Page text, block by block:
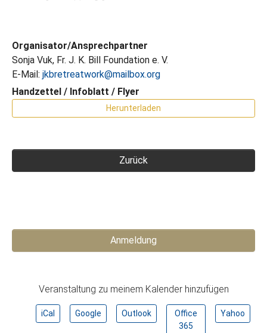
Organisator/Ansprechpartner
Sonja Vuk, Fr. J. K. Bill Foundation e. V.
E-Mail: jkbretreatwork@mailbox.org
Handzettel / Infoblatt / Flyer
Herunterladen
Zurück
Anmeldung
Veranstaltung zu meinem Kalender hinzufügen
iCal Google Outlook
Office
365
Yahoo